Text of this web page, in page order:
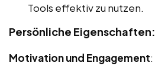
Tools effektiv zu nutzen.
Persönliche Eigenschaften:
Motivation und Engagement: